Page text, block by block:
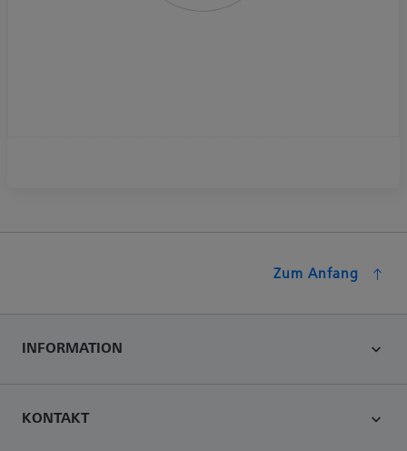
Zum Anfang
INFORMATION
KONTAKT